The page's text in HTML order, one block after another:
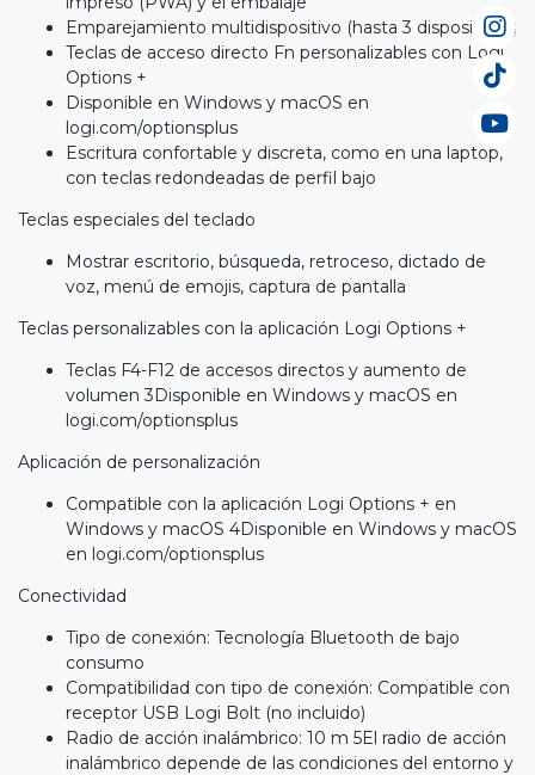
Emparejamiento multidispositivo (hasta 3 dispositivos)
Teclas de acceso directo Fn personalizables con Logi
Options +
Disponible en Windows y macOS en
logi.com/optionsplus
Escritura confortable y discreta, como en una laptop,
con teclas redondeadas de perfil bajo
Teclas especiales del teclado
Mostrar escritorio, búsqueda, retroceso, dictado de
voz, menú de emojis, captura de pantalla
Teclas personalizables con la aplicación Logi Options +
Teclas F4-F12 de accesos directos y aumento de
volumen 3Disponible en Windows y macOS en
logi.com/optionsplus
Aplicación de personalización
Compatible con la aplicación Logi Options + en
Windows y macOS 4Disponible en Windows y macOS
en logi.com/optionsplus
Conectividad
Tipo de conexión: Tecnología Bluetooth de bajo
consumo
Compatibilidad con tipo de conexión: Compatible con
receptor USB Logi Bolt (no incluido)
Radio de acción inalámbrico: 10 m 5El radio de acción
inalámbrico depende de las condiciones del entorno y